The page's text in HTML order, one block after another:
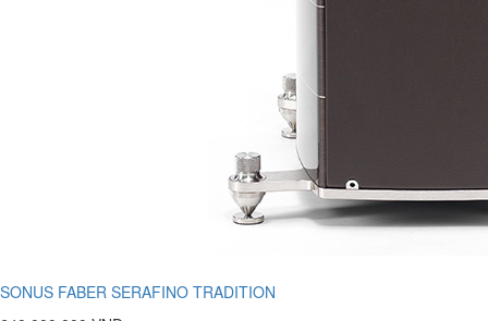
SONUS FABER SERAFINO TRADITION